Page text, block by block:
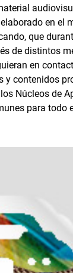
en el
que
de distintos
en
y contenidos
Núcleos de
para todo